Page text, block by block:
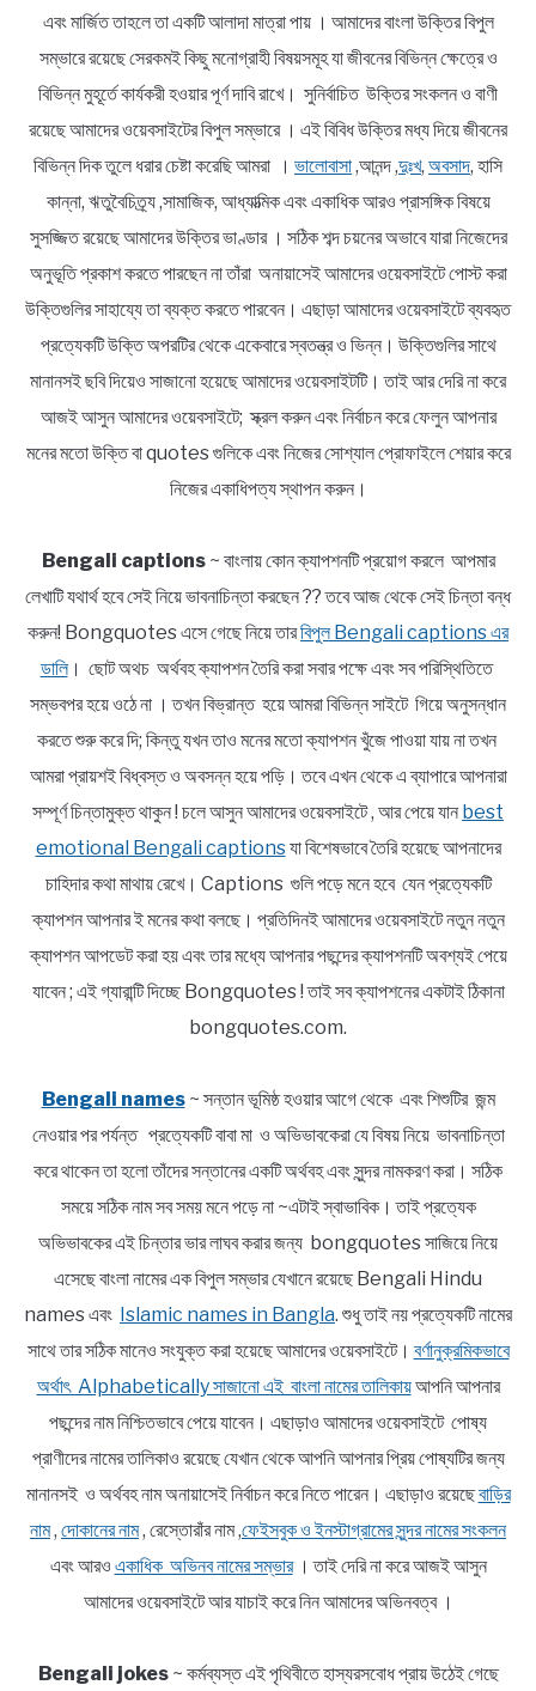
এবং মার্জিত তাহলে তা একটি আলাদা মাত্রা পায় । আমাদের বাংলা উক্তির বিপুল
সম্ভারে রয়েছে সেরকমই কিছু মনোগ্রাহী বিষয়সমূহ যা জীবনের বিভিন্ন ক্ষেত্রে ও
বিভিন্ন মুহূর্তে কার্যকরী হওয়ার পূর্ণ দাবি রাখে। সুনির্বাচিত উক্তির সংকলন ও বাণী
রয়েছে আমাদের ওয়েবসাইটের বিপুল সম্ভারে । এই বিবিধ উক্তির মধ্য দিয়ে জীবনের
বিভিন্ন দিক তুলে ধরার চেষ্টা করেছি আমরা । ভালোবাসা,আনন্দ ,দুঃখ, অবসাদ, হাসি
কান্না, ঋতুবৈচিত্র্য ,সামাজিক, আধ্যাত্মিক এবং একাধিক আরও প্রাসঙ্গিক বিষয়ে
সুসজ্জিত রয়েছে আমাদের উক্তির ভাণ্ডার । সঠিক শব্দ চয়নের অভাবে যারা নিজেদের
অনুভূতি প্রকাশ করতে পারছেন না তাঁরা অনায়াসেই আমাদের ওয়েবসাইটে পোস্ট করা
উক্তিগুলির সাহায্যে তা ব্যক্ত করতে পারবেন। এছাড়া আমাদের ওয়েবসাইটে ব্যবহৃত
প্রত্যেকটি উক্তি অপরটির থেকে একেবারে স্বতন্ত্র ও ভিন্ন। উক্তিগুলির সাথে
মানানসই ছবি দিয়েও সাজানো হয়েছে আমাদের ওয়েবসাইটটি। তাই আর দেরি না করে
আজই আসুন আমাদের ওয়েবসাইটে; স্ক্রল করুন এবং নির্বাচন করে ফেলুন আপনার
মনের মতো উক্তি বা quotes গুলিকে এবং নিজের সোশ্যাল প্রোফাইলে শেয়ার করে
নিজের একাধিপত্য স্থাপন করুন।
Bengali captions~ বাংলায় কোন ক্যাপশনটি প্রয়োগ করলে আপমার
লেখাটি যথার্থ হবে সেই নিয়ে ভাবনাচিন্তা করছেন ?? তবে আজ থেকে সেই চিন্তা বন্ধ
করুন! Bongquotes এসে গেছে নিয়ে তারবিপুল Bengali captions এর
ডালি। ছোট অথচ অর্থবহ ক্যাপশন তৈরি করা সবার পক্ষে এবং সব পরিস্থিতিতে
সম্ভবপর হয়ে ওঠে না । তখন বিভ্রান্ত হয়ে আমরা বিভিন্ন সাইটে গিয়ে অনুসন্ধান
করতে শুরু করে দি; কিন্তু যখন তাও মনের মতো ক্যাপশন খুঁজে পাওয়া যায় না তখন
আমরা প্রায়শই বিধ্বস্ত ও অবসন্ন হয়ে পড়ি। তবে এখন থেকে এ ব্যাপারে আপনারা
সম্পূর্ণ চিন্তামুক্ত থাকুন ! চলে আসুন আমাদের ওয়েবসাইটে , আর পেয়ে যান best
emotional Bengali captionsযা বিশেষভাবে তৈরি হয়েছে আপনাদের
চাহিদার কথা মাথায় রেখে। Captions গুলি পড়ে মনে হবে যেন প্রত্যেকটি
ক্যাপশন আপনার ই মনের কথা বলছে। প্রতিদিনই আমাদের ওয়েবসাইটে নতুন নতুন
ক্যাপশন আপডেট করা হয় এবং তার মধ্যে আপনার পছন্দের ক্যাপশনটি অবশ্যই পেয়ে
যাবেন ; এই গ্যারান্টি দিচ্ছে Bongquotes ! তাই সব ক্যাপশনের একটাই ঠিকানা
bongquotes.com.
Bengali names~ সন্তান ভূমিষ্ঠ হওয়ার আগে থেকে এবং শিশুটির জন্ম
নেওয়ার পর পর্যন্ত প্রত্যেকটি বাবা মা ও অভিভাবকেরা যে বিষয় নিয়ে ভাবনাচিন্তা
করে থাকেন তা হলো তাঁদের সন্তানের একটি অর্থবহ এবং সুন্দর নামকরণ করা। সঠিক
সময়ে সঠিক নাম সব সময় মনে পড়ে না ~এটাই স্বাভাবিক। তাই প্রত্যেক
অভিভাবকের এই চিন্তার ভার লাঘব করার জন্য bongquotes সাজিয়ে নিয়ে
এসেছে বাংলা নামের এক বিপুল সম্ভার যেখানে রয়েছে Bengali Hindu
names এবং Islamic names in Bangla. শুধু তাই নয় প্রত্যেকটি নামের
সাথে তার সঠিক মানেও সংযুক্ত করা হয়েছে আমাদের ওয়েবসাইটে। বর্ণানুক্রমিকভাবে
অর্থাৎ Alphabetically সাজানো এই বাংলা নামের তালিকায়আপনি আপনার
পছন্দের নাম নিশ্চিতভাবে পেয়ে যাবেন। এছাড়াও আমাদের ওয়েবসাইটে পোষ্য
প্রাণীদের নামের তালিকাও রয়েছে যেখান থেকে আপনি আপনার প্রিয় পোষ্যটির জন্য
মানানসই ও অর্থবহ নাম অনায়াসেই নির্বাচন করে নিতে পারেন। এছাড়াও রয়েছেবাড়ির
নাম, দোকানের নাম, রেস্তোরাঁর নাম ,ফেইসবুক ও ইনস্টাগ্রামের সুন্দর নামের সংকলন
এবং আরও একাধিক অভিনব নামের সম্ভার। তাই দেরি না করে আজই আসুন
আমাদের ওয়েবসাইটে আর যাচাই করে নিন আমাদের অভিনবত্ব ।
Bengali jokes~ কর্মব্যস্ত এই পৃথিবীতে হাস্যরসবোধ প্রায় উঠেই গেছে